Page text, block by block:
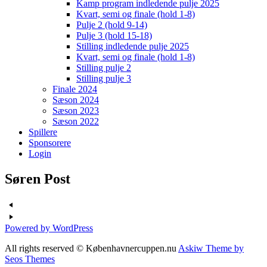
Kamp program indledende pulje 2025
Kvart, semi og finale (hold 1-8)
Pulje 2 (hold 9-14)
Pulje 3 (hold 15-18)
Stilling indledende pulje 2025
Kvart, semi og finale (hold 1-8)
Stilling pulje 2
Stilling pulje 3
Finale 2024
Sæson 2024
Sæson 2023
Sæson 2022
Spillere
Sponsorere
Login
Søren Post
Powered by WordPress
All rights reserved © Københavnercuppen.nu Askiw Theme by
Seos Themes